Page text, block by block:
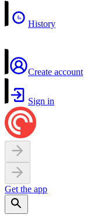
History
Create account
Sign in
Get the app